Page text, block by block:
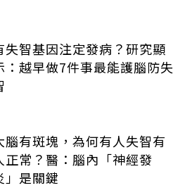
失智基因注定發病？研究顯
：越早做7件事最能護腦防失
腦有斑塊，為何有人失智有
正常？醫：腦內「神經發
」是關鍵